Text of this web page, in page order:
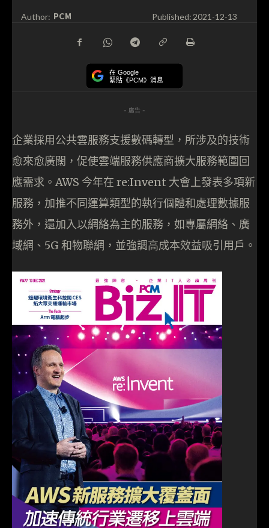
Author: PCM Published: 2021-12-13
在 Google
緊貼《PCM》消息
- 廣告 -
企業採用公共雲服務支援數碼轉型，所涉及的技術
愈來愈廣闊，促使雲端服務供應商擴大服務範圍回
應需求。AWS 今年在 re:Invent 大會上發表多項新
服務，加推不同運算類型的執行個體和處理數據服
務外，還加入以網絡為主的服務，如專屬網絡、廣
域網、5G 和物聯網，並強調高成本效益吸引用戶。